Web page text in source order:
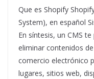
Que es Shopify
System), en español
En síntesis, un CMS
eliminar contenidos
comercio electrónico
lugares, sitios web,